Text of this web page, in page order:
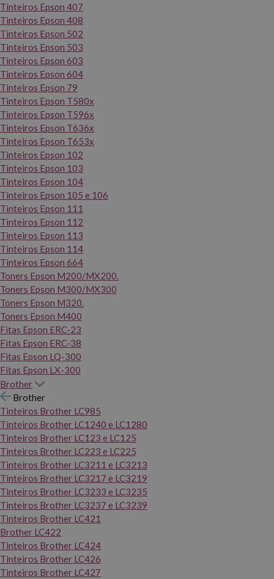
Tinteiros Epson 407
Tinteiros Epson 408
Tinteiros Epson 502
Tinteiros Epson 503
Tinteiros Epson 603
Tinteiros Epson 604
Tinteiros Epson 79
Tinteiros Epson T580x
Tinteiros Epson T596x
Tinteiros Epson T636x
Tinteiros Epson T653x
Tinteiros Epson 102
Tinteiros Epson 103
Tinteiros Epson 104
Tinteiros Epson 105 e 106
Tinteiros Epson 111
Tinteiros Epson 112
Tinteiros Epson 113
Tinteiros Epson 114
Tinteiros Epson 664
Toners Epson M200/MX200.
Toners Epson M300/MX300
Toners Epson M320.
Toners Epson M400
Fitas Epson ERC-23
Fitas Epson ERC-38
Fitas Epson LQ-300
Fitas Epson LX-300
Brother
Brother
Tinteiros Brother LC985
Tinteiros Brother LC1240 e LC1280
Tinteiros Brother LC123 e LC125
Tinteiros Brother LC223 e LC225
Tinteiros Brother LC3211 e LC3213
Tinteiros Brother LC3217 e LC3219
Tinteiros Brother LC3233 e LC3235
Tinteiros Brother LC3237 e LC3239
Tinteiros Brother LC421
Brother LC422
Tinteiros Brother LC424
Tinteiros Brother LC426
Tinteiros Brother LC427